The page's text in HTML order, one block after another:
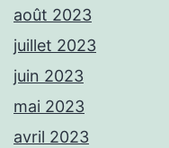
août 2023
juillet 2023
juin 2023
mai 2023
avril 2023